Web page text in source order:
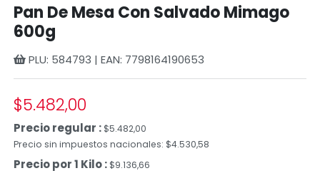
Pan De Mesa Con Salvado Mimago
600g
PLU: 584793 | EAN: 7798164190653
$5.482,00
Precio regular :$5.482,00
Precio sin impuestos nacionales: $4.530,58
Precio por 1 Kilo : $9.136,66